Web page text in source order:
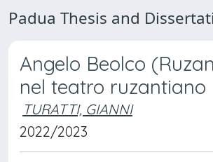
Padua Thesis and
Angelo Beolco
nel teatro ruzantiano
TURATTI, GIANNI
2022/2023